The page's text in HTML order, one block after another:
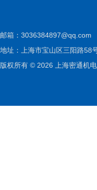
邮箱： 3036384897@qq.com
地址：上海市宝山区三阳路58
版权所有 © 2026 上海密通机